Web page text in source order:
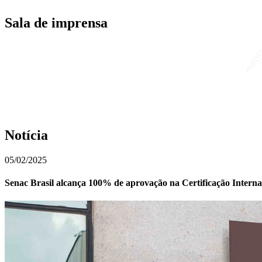
Sala de imprensa
Notícia
05/02/2025
Senac Brasil alcança 100% de aprovação na Certificação